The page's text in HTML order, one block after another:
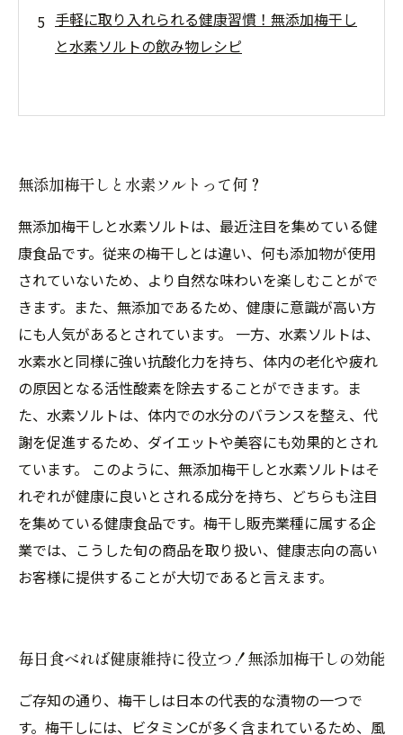
手軽に取り入れられる健康習慣！無添加梅干し
と水素ソルトの飲み物レシピ
無添加梅干しと水素ソルトって何？
無添加梅干しと水素ソルトは、最近注目を集めている健
康食品です。従来の梅干しとは違い、何も添加物が使用
されていないため、より自然な味わいを楽しむことがで
きます。また、無添加であるため、健康に意識が高い方
にも人気があるとされています。 一方、水素ソルトは、
水素水と同様に強い抗酸化力を持ち、体内の老化や疲れ
の原因となる活性酸素を除去することができます。ま
た、水素ソルトは、体内での水分のバランスを整え、代
謝を促進するため、ダイエットや美容にも効果的とされ
ています。 このように、無添加梅干しと水素ソルトはそ
れぞれが健康に良いとされる成分を持ち、どちらも注目
を集めている健康食品です。梅干し販売業種に属する企
業では、こうした旬の商品を取り扱い、健康志向の高い
お客様に提供することが大切であると言えます。
毎日食べれば健康維持に役立つ！無添加梅干しの効能
ご存知の通り、梅干しは日本の代表的な漬物の一つで
す。梅干しには、ビタミンCが多く含まれているため、風